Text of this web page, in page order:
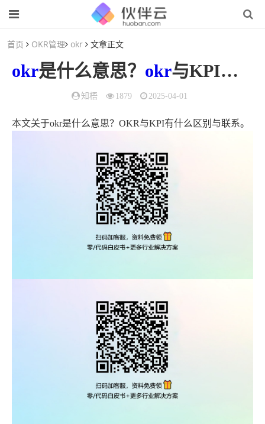
首页 OKR管理 okr 文章正文
okr是什么意思？ okr与KPI有什么区别与联系
知梧 1879 2025-04-01
本文关于okr是什么意思？OKR与KPI有什么区别与联系。